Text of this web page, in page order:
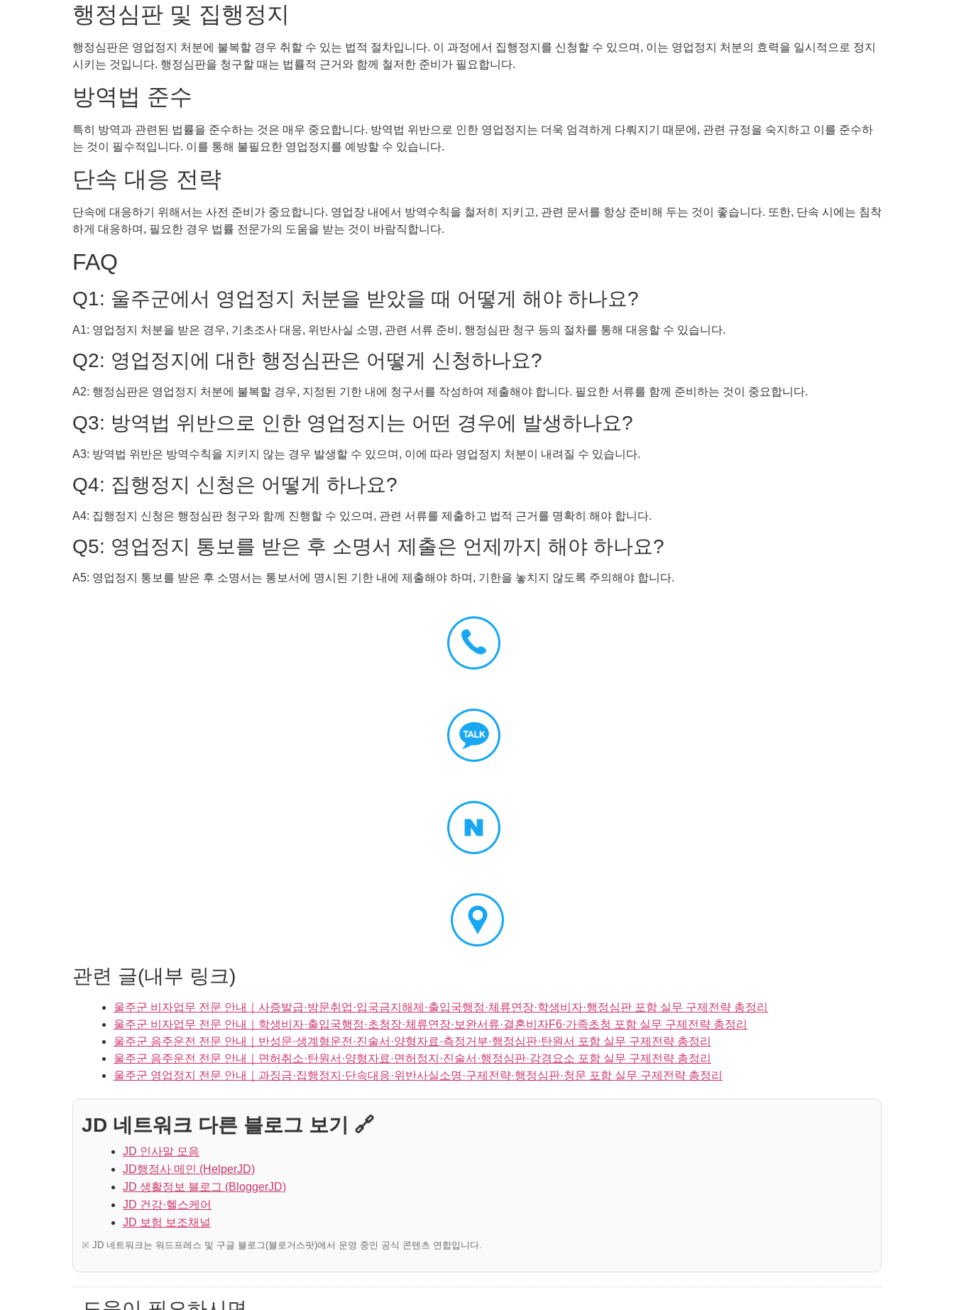
행정심판 및 집행정지
행정심판은 영업정지 처분에 불복할 경우 취할 수 있는 법적 절차입니다. 이 과정에서 집행정지를 신청할 수 있으며, 이는 영업정지 처분의 효력을 일시적으로 정지
시키는 것입니다. 행정심판을 청구할 때는 법률적 근거와 함께 철저한 준비가 필요합니다.
방역법 준수
특히 방역과 관련된 법률을 준수하는 것은 매우 중요합니다. 방역법 위반으로 인한 영업정지는 더욱 엄격하게 다뤄지기 때문에, 관련 규정을 숙지하고 이를 준수하
는 것이 필수적입니다. 이를 통해 불필요한 영업정지를 예방할 수 있습니다.
단속 대응 전략
단속에 대응하기 위해서는 사전 준비가 중요합니다. 영업장 내에서 방역수칙을 철저히 지키고, 관련 문서를 항상 준비해 두는 것이 좋습니다. 또한, 단속 시에는 침착
하게 대응하며, 필요한 경우 법률 전문가의 도움을 받는 것이 바람직합니다.
FAQ
Q1: 울주군에서 영업정지 처분을 받았을 때 어떻게 해야 하나요?
A1: 영업정지 처분을 받은 경우, 기초조사 대응, 위반사실 소명, 관련 서류 준비, 행정심판 청구 등의 절차를 통해 대응할 수 있습니다.
Q2: 영업정지에 대한 행정심판은 어떻게 신청하나요?
A2: 행정심판은 영업정지 처분에 불복할 경우, 지정된 기한 내에 청구서를 작성하여 제출해야 합니다. 필요한 서류를 함께 준비하는 것이 중요합니다.
Q3: 방역법 위반으로 인한 영업정지는 어떤 경우에 발생하나요?
A3: 방역법 위반은 방역수칙을 지키지 않는 경우 발생할 수 있으며, 이에 따라 영업정지 처분이 내려질 수 있습니다.
Q4: 집행정지 신청은 어떻게 하나요?
A4: 집행정지 신청은 행정심판 청구와 함께 진행할 수 있으며, 관련 서류를 제출하고 법적 근거를 명확히 해야 합니다.
Q5: 영업정지 통보를 받은 후 소명서 제출은 언제까지 해야 하나요?
A5: 영업정지 통보를 받은 후 소명서는 통보서에 명시된 기한 내에 제출해야 하며, 기한을 놓치지 않도록 주의해야 합니다.
관련 글(내부 링크)
울주군 비자업무 전문 안내｜사증발급·방문취업·입국금지해제·출입국행정·체류연장·학생비자·행정심판 포함 실무 구제전략 총정리
울주군 비자업무 전문 안내｜학생비자·출입국행정·초청장·체류연장·보완서류·결혼비자F6·가족초청 포함 실무 구제전략 총정리
울주군 음주운전 전문 안내｜반성문·생계형운전·진술서·양형자료·측정거부·행정심판·탄원서 포함 실무 구제전략 총정리
울주군 음주운전 전문 안내｜면허취소·탄원서·양형자료·면허정지·진술서·행정심판·감경요소 포함 실무 구제전략 총정리
울주군 영업정지 전문 안내｜과징금·집행정지·단속대응·위반사실소명·구제전략·행정심판·청문 포함 실무 구제전략 총정리
JD 네트워크 다른 블로그 보기 🔗
JD 인사말 모음
JD행정사 메인 (HelperJD)
JD 생활정보 블로그 (BloggerJD)
JD 건강·헬스케어
JD 보험 보조채널
※ JD 네트워크는 워드프레스 및 구글 블로그(블로거스팟)에서 운영 중인 공식 콘텐츠 연합입니다.